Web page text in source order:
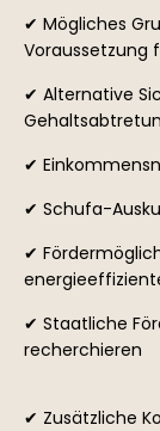
✔ Mögliches
Voraussetzung
✔ Alternative
✔
✔ Schufa-
✔
✔ Staatliche
recherchieren
✔ Zusätzliche